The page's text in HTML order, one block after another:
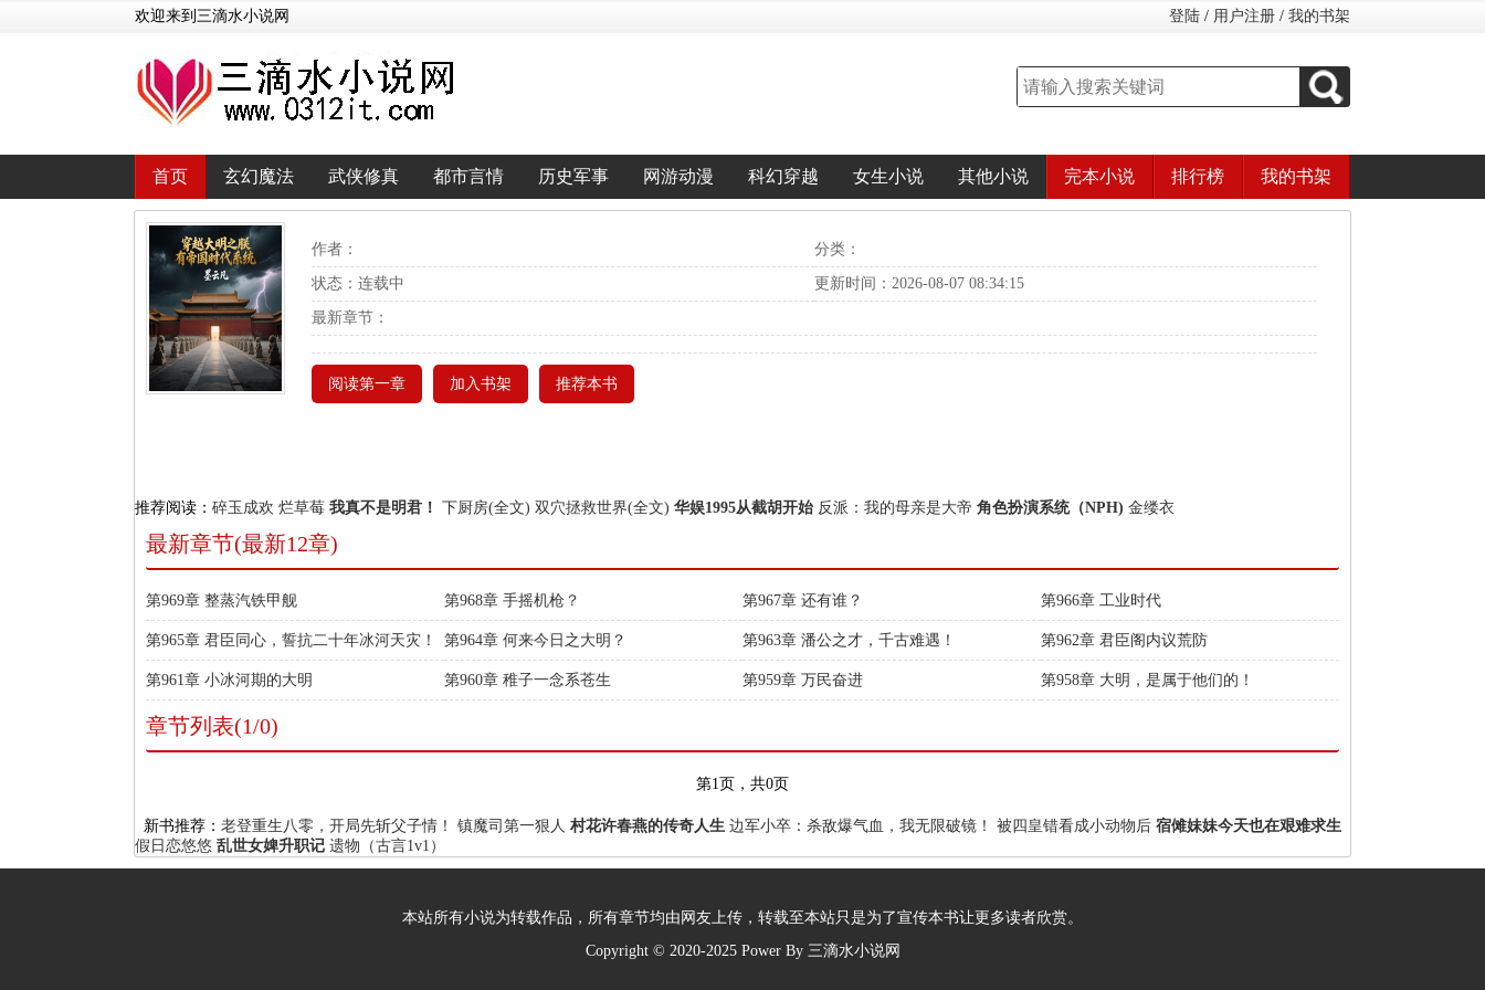
欢迎来到三滴水小说网 登陆 / 用户注册 / 我的书架
首页 玄幻魔法 武侠修真 都市言情 历史军事 网游动漫 科幻穿越 女生小说 其他小说 完本小说 排行榜 我的书架
作者： 分类：
状态：连载中 更新时间：2026-08-07 08:34:15
最新章节：
阅读第一章 加入书架 推荐本书
推荐阅读： 碎玉成欢 烂草莓 我真不是明君！ 下厨房(全文) 双穴拯救世界(全文) 华娱1995从截胡开始 反派：我的母亲是大帝 角色扮演系统（NPH) 金缕衣
最新章节(最新12章)
第969章 整蒸汽铁甲舰 第968章 手摇机枪？ 第967章 还有谁？ 第966章 工业时代
第965章 君臣同心，誓抗二十年冰河天灾！ 第964章 何来今日之大明？ 第963章 潘公之才，千古难遇！ 第962章 君臣阁内议荒防
第961章 小冰河期的大明 第960章 稚子一念系苍生 第959章 万民奋进 第958章 大明，是属于他们的！
章节列表(1/0)
第1页，共0页
新书推荐： 老登重生八零，开局先斩父子情！ 镇魔司第一狠人 村花许春燕的传奇人生 边军小卒：杀敌爆气血，我无限破镜！ 被四皇错看成小动物后 宿傩妹妹今天也在艰难求生
假日恋悠悠 乱世女婢升职记 遗物（古言1v1）
本站所有小说为转载作品，所有章节均由网友上传，转载至本站只是为了宣传本书让更多读者欣赏。
Copyright © 2020-2025 Power By 三滴水小说网